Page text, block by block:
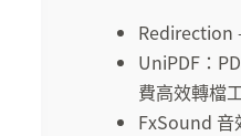
Redirection
UniPDF：
費高效轉檔
FxSound 音